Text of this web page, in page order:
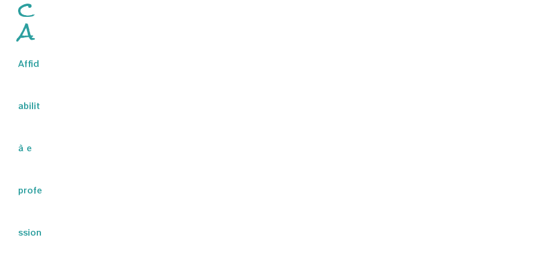
a
Affid
abilit
à e
profe
ssion